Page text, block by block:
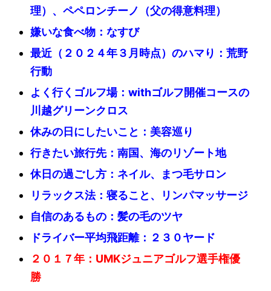
理）、ペペロンチーノ（父の得意料理）
嫌いな食べ物：なすび
最近（２０２４年３月時点）のハマり：荒野
行動
よく行くゴルフ場：withゴルフ開催コースの
川越グリーンクロス
休みの日にしたいこと：美容巡り
行きたい旅行先：南国、海のリゾート地
休日の過ごし方：ネイル、まつ毛サロン
リラックス法：寝ること、リンパマッサージ
自信のあるもの：髪の毛のツヤ
ドライバー平均飛距離：２３０ヤード
２０１７年：UMKジュニアゴルフ選手権優
勝